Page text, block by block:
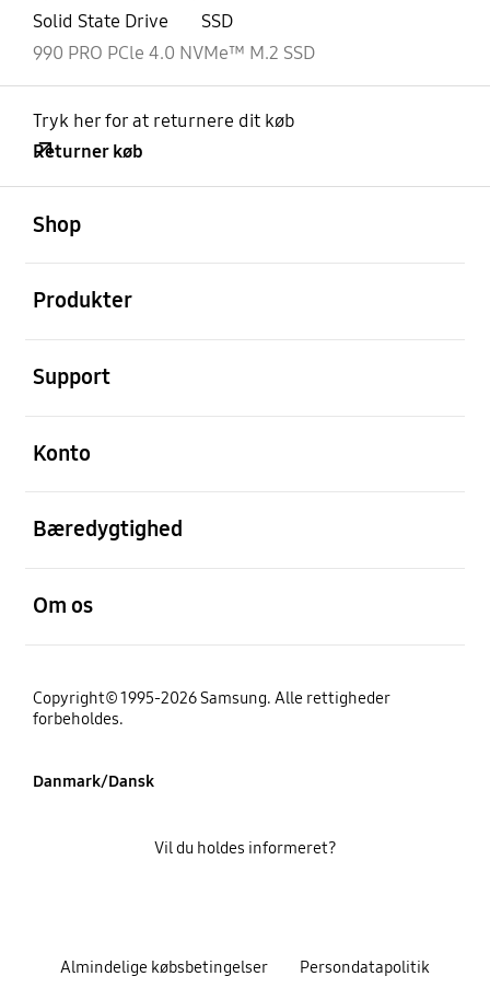
Solid State Drive
SSD
990 PRO PCle 4.0 NVMe™ M.2 SSD
Tryk her for at returnere dit køb
Returner køb
Shop
Produkter
Support
Konto
Bæredygtighed
Om os
Copyright© 1995-2026 Samsung. Alle rettigheder
forbeholdes.
Danmark/Dansk
Almindelige købsbetingelser Persondatapolitik
Vil du holdes informeret?